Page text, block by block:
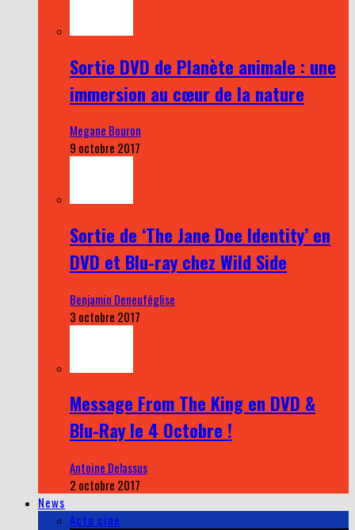
Sortie DVD de Planète animale : une
immersion au cœur de la nature
Megane Bouron
9 octobre 2017
Sortie de ‘The Jane Doe Identity’ en
DVD et Blu-ray chez Wild Side
Benjamin Deneuféglise
3 octobre 2017
Message From The King en DVD &
Blu-Ray le 4 Octobre !
Antoine Delassus
2 octobre 2017
News
Actu cine